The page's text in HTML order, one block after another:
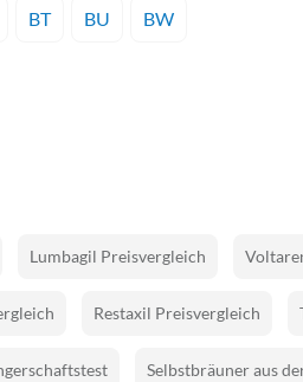
BT BU BW
Lumbagil Preisvergleich
Restaxil Preisvergleich
Selbstbräuner aus